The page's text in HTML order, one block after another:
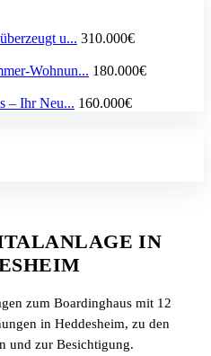
u... 310.000€
Wohnun... 180.000€
– Ihr Neu... 160.000€
IN
zum Boardinghaus mit 12
in Heddesheim, zu den
und zur Besichtigung.